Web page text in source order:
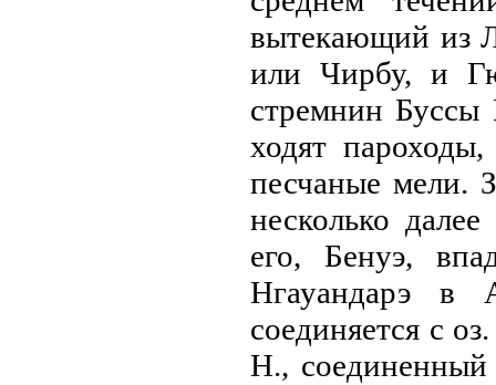
вытекающий из
или Чирбу, и
стремнин
ходят
песчаные мели.
несколько
его, Бенуэ,
Нгауандарэ в
соединяется с
Н., соединенный